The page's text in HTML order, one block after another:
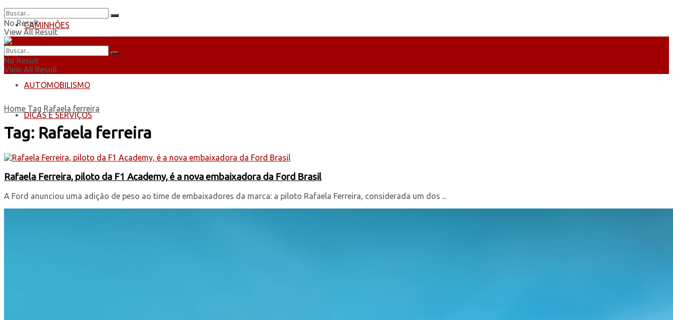
CAMINHÕES
ÔNIBUS
AUTOMOBILISMO
DICAS E SERVIÇOS
No Result
View All Result
No Result
View All Result
Home Tag Rafaela ferreira
Tag: Rafaela ferreira
Rafaela Ferreira, piloto da F1 Academy, é a nova embaixadora da Ford Brasil
A Ford anunciou uma adição de peso ao time de embaixadores da marca: a piloto Rafaela Ferreira, considerada um dos ...